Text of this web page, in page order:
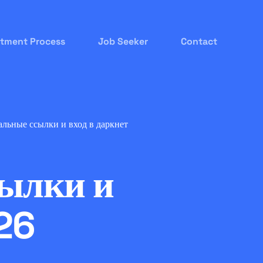
Process Job Seeker Contact
ссылки и вход в даркнет
и